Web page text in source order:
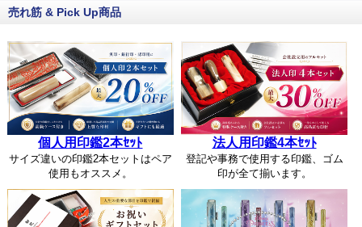
売れ筋 & Pick Up商品
個人用印鑑2本ｾｯﾄ
サイズ違いの印鑑2本セットはペア
使用もオススメ。
法人用印鑑4本ｾｯﾄ
登記や事務で使用する印鑑、ゴム
印が全て揃います。